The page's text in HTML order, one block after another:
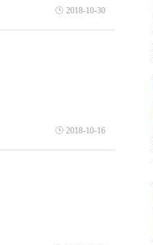
2018-10-30
2018-10-16